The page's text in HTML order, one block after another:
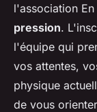
l'association
pression.
l'équipe qui
vos attentes,
physique
de vous